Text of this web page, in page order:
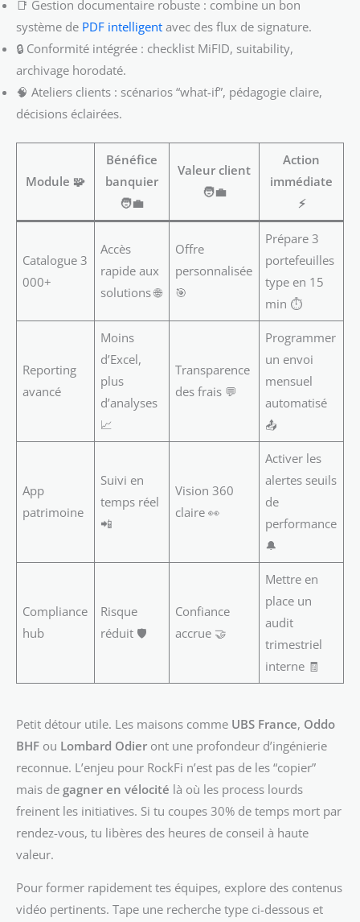
📑 Gestion documentaire robuste : combine un bon
système de PDF intelligent avec des flux de signature.
🔒 Conformité intégrée : checklist MiFID, suitability,
archivage horodaté.
🧠 Ateliers clients : scénarios “what-if”, pédagogie claire,
décisions éclairées.
Module 🧩
Bénéfice
banquier
🧑‍💼
Valeur client
🧑‍💼
Action
immédiate
⚡
Catalogue 3
000+
Accès
rapide aux
solutions 🌐
Offre
personnalisée
🎯
Prépare 3
portefeuilles
type en 15
min ⏱️
Reporting
avancé
Moins
d’Excel,
plus
d’analyses
📈
Transparence
des frais 💬
Programmer
un envoi
mensuel
automatisé
📤
App
patrimoine
Suivi en
temps réel
📲
Vision 360
claire 👀
Activer les
alertes seuils
de
performance
🔔
Compliance
hub
Risque
réduit 🛡️
Confiance
accrue 🤝
Mettre en
place un
audit
trimestriel
interne 🧾
Petit détour utile. Les maisons comme UBS France, Oddo
BHF ou Lombard Odier ont une profondeur d’ingénierie
reconnue. L’enjeu pour RockFi n’est pas de les “copier”
mais de gagner en vélocité là où les process lourds
freinent les initiatives. Si tu coupes 30% de temps mort par
rendez-vous, tu libères des heures de conseil à haute
valeur.
Pour former rapidement tes équipes, explore des contenus
vidéo pertinents. Tape une recherche type ci-dessous et